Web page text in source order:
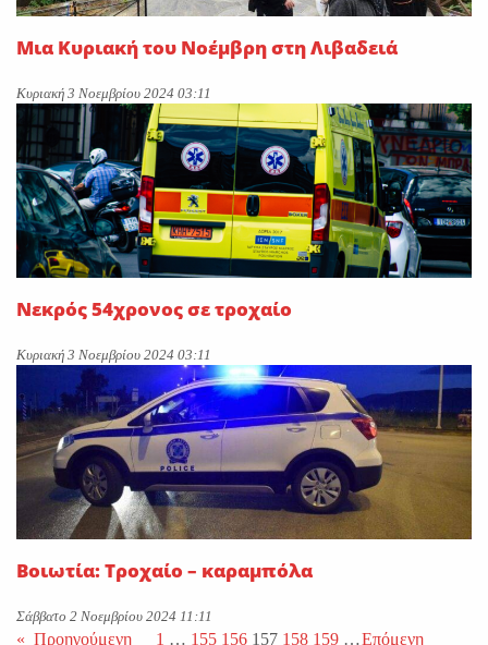
Μια Κυριακή του Νοέμβρη στη Λιβαδειά
Κυριακή 3 Νοεμβρίου 2024 03:11
Νεκρός 54χρονος σε τροχαίο
Κυριακή 3 Νοεμβρίου 2024 03:11
Βοιωτία: Τροχαίο – καραμπόλα
Σάββατο 2 Νοεμβρίου 2024 11:11
« Προηγούμενη 1 … 155 156 157 158 159 …Επόμενη